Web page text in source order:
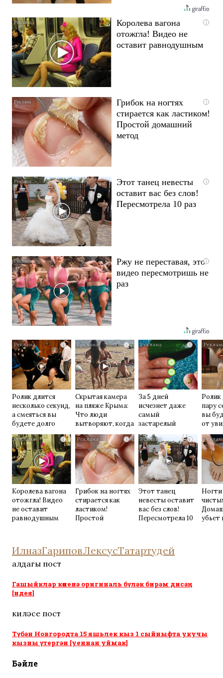
i
Королева вагона
отожгла! Видео не
оставит равнодушным
i
Грибок на ногтях
стирается как ластиком!
Простой домашний
метод
i
Этот танец невесты
оставит вас без слов!
Пересмотрела 10 раз
i
Ржу не переставая, это
видео пересмотришь не
раз
i
Ролик длится
несколько секунд,
а смеяться вы
будете долго
i
Скрытая камера
на пляже Крыма:
Что люди
вытворяют, когда
их не видят...
i
За 5 дней
исчезнет даже
самый
застарелый
грибок: вот
хитрость
Ролик
пару
вы
от
i
Королева вагона
отожгла! Видео
не оставит
равнодушным
i
Грибок на ногтях
стирается как
ластиком!
Простой
i
Этот танец
невесты оставит
вас без слов!
Пересмотрела 10
убьет
ИлназГариповЛексусТатартудей
алдагы пост
Гашыйклар көненә оригиналь бүләк бирәм дисәң
[идея]
киләсе пост
Түбән Новгородта 15 яшьлек кыз 1 сыйныфта укучы
кызны үтергән [уеннан уймак]
Бәйле